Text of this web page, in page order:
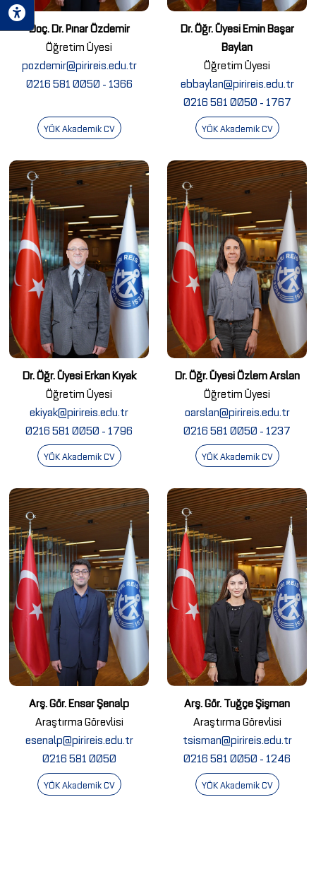
Doç. Dr. Pınar Özdemir
Öğretim Üyesi
pozdemir@pirireis.edu.tr
0216 581 0050 - 1366
YÖK Akademik CV
Dr. Öğr. Üyesi Emin Başar
Baylan
Öğretim Üyesi
ebbaylan@pirireis.edu.tr
0216 581 0050 - 1767
YÖK Akademik CV
Dr. Öğr. Üyesi Erkan Kıyak
Öğretim Üyesi
ekiyak@pirireis.edu.tr
0216 581 0050 - 1796
YÖK Akademik CV
Dr. Öğr. Üyesi Özlem Arslan
Öğretim Üyesi
oarslan@pirireis.edu.tr
0216 581 0050 - 1237
YÖK Akademik CV
Arş. Gör. Ensar Şenalp
Araştırma Görevlisi
esenalp@pirireis.edu.tr
0216 581 0050
YÖK Akademik CV
Arş. Gör. Tuğçe Şişman
Araştırma Görevlisi
tsisman@pirireis.edu.tr
0216 581 0050 - 1246
YÖK Akademik CV